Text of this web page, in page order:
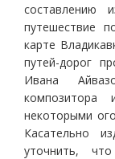
составлению
путешествие
карте
путей-дорог
Ивана
композитора
некоторыми
Касательно
уточнить,